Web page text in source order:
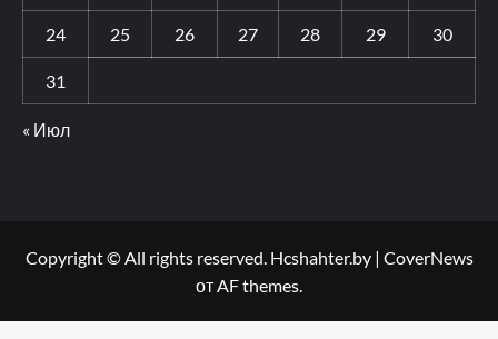
24 25 26 27 28 29 30
31
« Июл
Copyright © All rights reserved. Hcshahter.by | CoverNews
от AF themes.